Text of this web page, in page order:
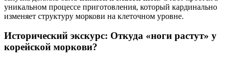
уникальном процессе приготовления, который кардинально
изменяет структуру моркови на клеточном уровне.
Исторический экскурс: Откуда «ноги растут» у
корейской моркови?